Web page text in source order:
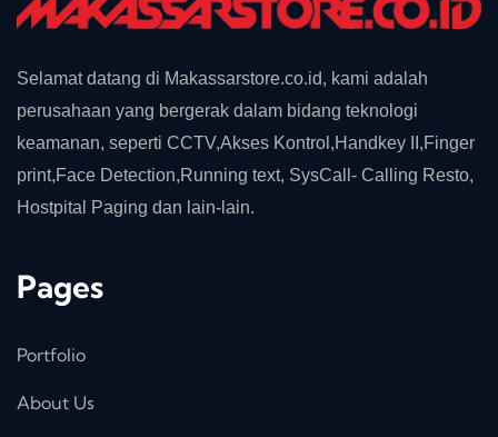
Selamat datang di Makassarstore.co.id, kami adalah
perusahaan yang bergerak dalam bidang teknologi
keamanan, seperti CCTV,Akses Kontrol,Handkey II,Finger
print,Face Detection,Running text, SysCall- Calling Resto,
Hostpital Paging dan lain-lain.
Pages
Portfolio
About Us